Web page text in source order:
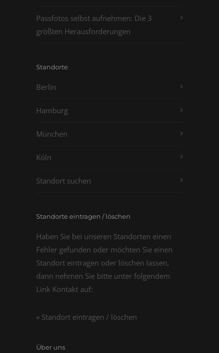
Passfotos selbst aufnehmen: Die 3
größten Herausforderungen
Standorte
Berlin
Hamburg
München
Köln
Standort suchen
Standorte eintragen / löschen
Haben Sie bei unseren Standorten einen
Fehler gefunden oder möchten Sie einen
Standort eintragen oder löschen lassen,
dann nehmen Sie bitte unter folgendem
Link Kontakt auf:
» Standort eintragen / löschen
Über uns